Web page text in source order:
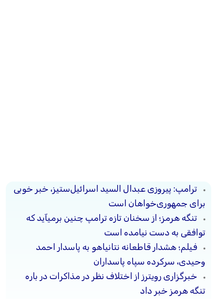
ترامپ: پیروزی عبدال السید اسرائیل‌ستیز، خبر خوبی
برای جمهوری‌خواهان است
تنگه هرمز؛ از سخنان تازه ترامپ چنین برمیآید که
توافقی به دست نیامده است
فیلم؛ هشدار قاطعانه نتانیاهو به پاسدار احمد
وحیدی، سرکرده سپاه پاسداران
خبرگزاری رویترز از اختلاف نظر در مذاکرات در باره
تنگه هرمز خبر داد